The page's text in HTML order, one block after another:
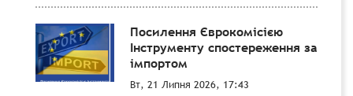
Посилення Єврокомісією
Інструменту спостереження за
імпортом
Вт, 21 Липня 2026, 17:43